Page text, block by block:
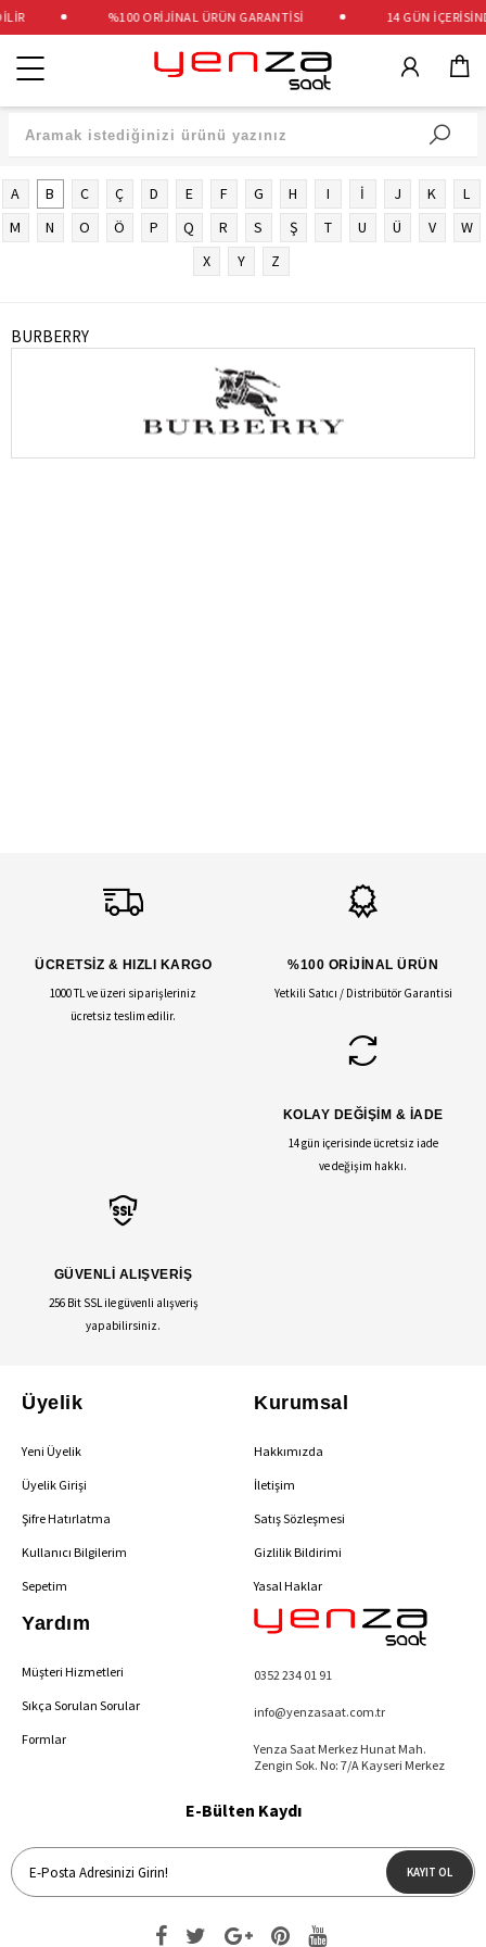
%100 ORİJİNAL ÜRÜN GARANTİSİ 14 GÜN
Kategoriler
A B C Ç D E F G H I İ J K
L
M
N O Ö P Q R S Ş T U Ü V
W
X
Y Z
BURBERRY
ÜCRETSİZ & HIZLI KARGO
1000 TL ve üzeri siparişleriniz
ücretsiz teslim edilir.
%100 ORİJİNAL ÜRÜN
Yetkili Satıcı / Distribütör Garantisi
KOLAY DEĞİŞİM & İADE
14 gün içerisinde ücretsiz iade
ve değişim hakkı.
GÜVENLİ ALIŞVERİŞ
256 Bit SSL ile güvenli alışveriş
yapabilirsiniz.
Üyelik
Yeni Üyelik
Üyelik Girişi
Şifre Hatırlatma
Kullanıcı Bilgilerim
Sepetim
Kurumsal
Hakkımızda
İletişim
Satış Sözleşmesi
Gizlilik Bildirimi
Yasal Haklar
Yardım
Müşteri Hizmetleri
Sıkça Sorulan Sorular
Formlar
0352 234 01 91
info@yenzasaat.com.tr
Yenza Saat Merkez Hunat Mah.
Zengin Sok. No: 7/A Kayseri Merkez
E-Bülten Kaydı
KAYIT OL